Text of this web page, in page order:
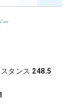
ー
タンス 248.5